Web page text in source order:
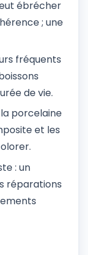
ébrécher
; une
fréquents
de vie.
porcelaine
et les
: un
réparations